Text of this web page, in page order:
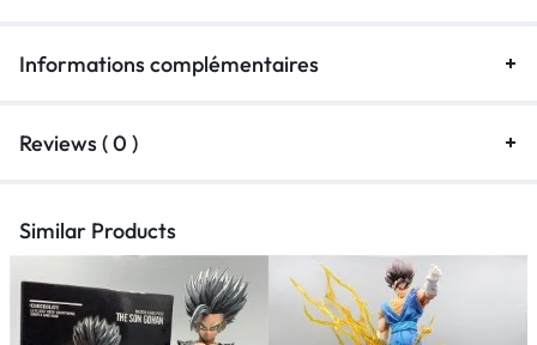
Informations complémentaires
Reviews ( 0 )
Similar Products